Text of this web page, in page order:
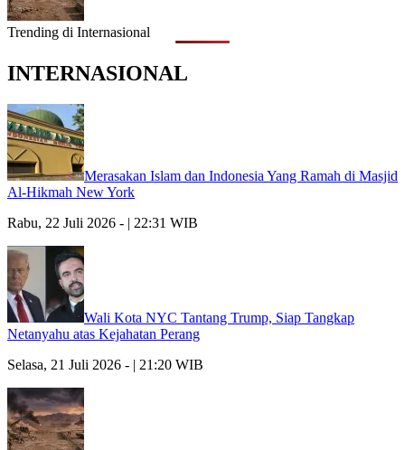
Trending di Internasional
INTERNASIONAL
Merasakan Islam dan Indonesia Yang Ramah di Masjid
Al-Hikmah New York
Rabu, 22 Juli 2026 - | 22:31 WIB
Wali Kota NYC Tantang Trump, Siap Tangkap
Netanyahu atas Kejahatan Perang
Selasa, 21 Juli 2026 - | 21:20 WIB